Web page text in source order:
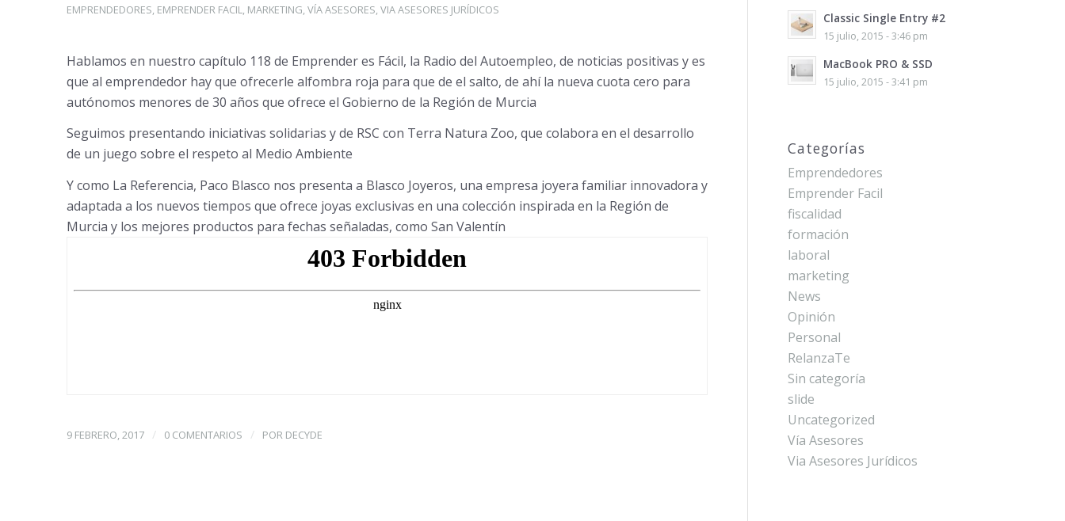
EMPRENDEDORES, EMPRENDER FACIL, MARKETING,VÍA ASESORES,VIA ASESORES JURÍDICOS
Hablamos en nuestro capítulo 118 de Emprender es Fácil, la Radio del Autoempleo, de noticias positivas y es
que al emprendedor hay que ofrecerle alfombra roja para que de el salto, de ahí la nueva cuota cero para
autónomos menores de 30 años que ofrece el Gobierno de la Región de Murcia
Seguimos presentando iniciativas solidarias y de RSC con Terra Natura Zoo, que colabora en el desarrollo
de un juego sobre el respeto al Medio Ambiente
Y como La Referencia, Paco Blasco nos presenta a Blasco Joyeros, una empresa joyera familiar innovadora y
adaptada a los nuevos tiempos que ofrece joyas exclusivas en una colección inspirada en la Región de
Murcia y los mejores productos para fechas señaladas, como San Valentín
9 FEBRERO, 2017 / 0 COMENTARIOS / POR DECYDE
Classic Single Entry #2
15 julio, 2015 - 3:46 pm
MacBook PRO & SSD
15 julio, 2015 - 3:41 pm
Categorías
Emprendedores
Emprender Facil
fiscalidad
formación
laboral
marketing
News
Opinión
Personal
RelanzaTe
Sin categoría
slide
Uncategorized
Vía Asesores
Via Asesores Jurídicos